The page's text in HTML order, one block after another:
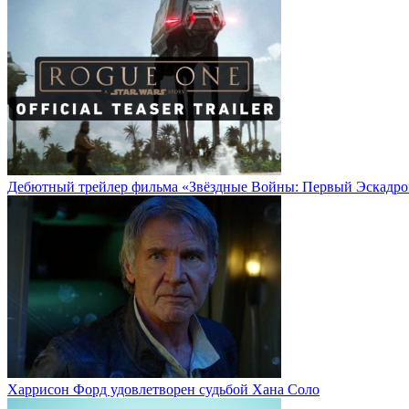
Дебютный трейлер фильма «Звёздные Войны: Первый
Харрисон Форд удовлетворен судьбой Хана Соло